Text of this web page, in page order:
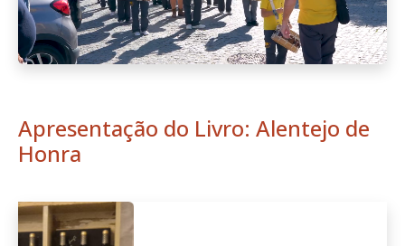
Apresentação do Livro: Alentejo de
Honra